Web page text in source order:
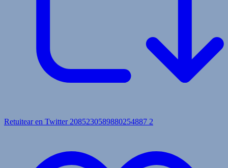
Retuitear en Twitter 2085230589880254887 2